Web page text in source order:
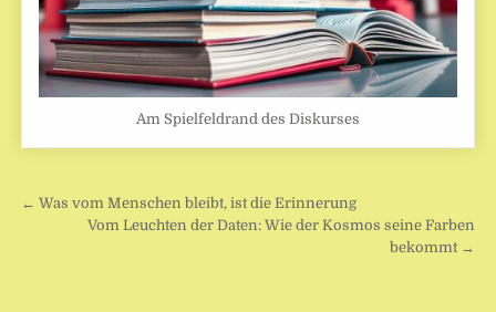
Am Spielfeldrand des Diskurses
Beitragsnavigation
← Was vom Menschen bleibt, ist die Erinnerung
Vom Leuchten der Daten: Wie der Kosmos seine Farben
bekommt →